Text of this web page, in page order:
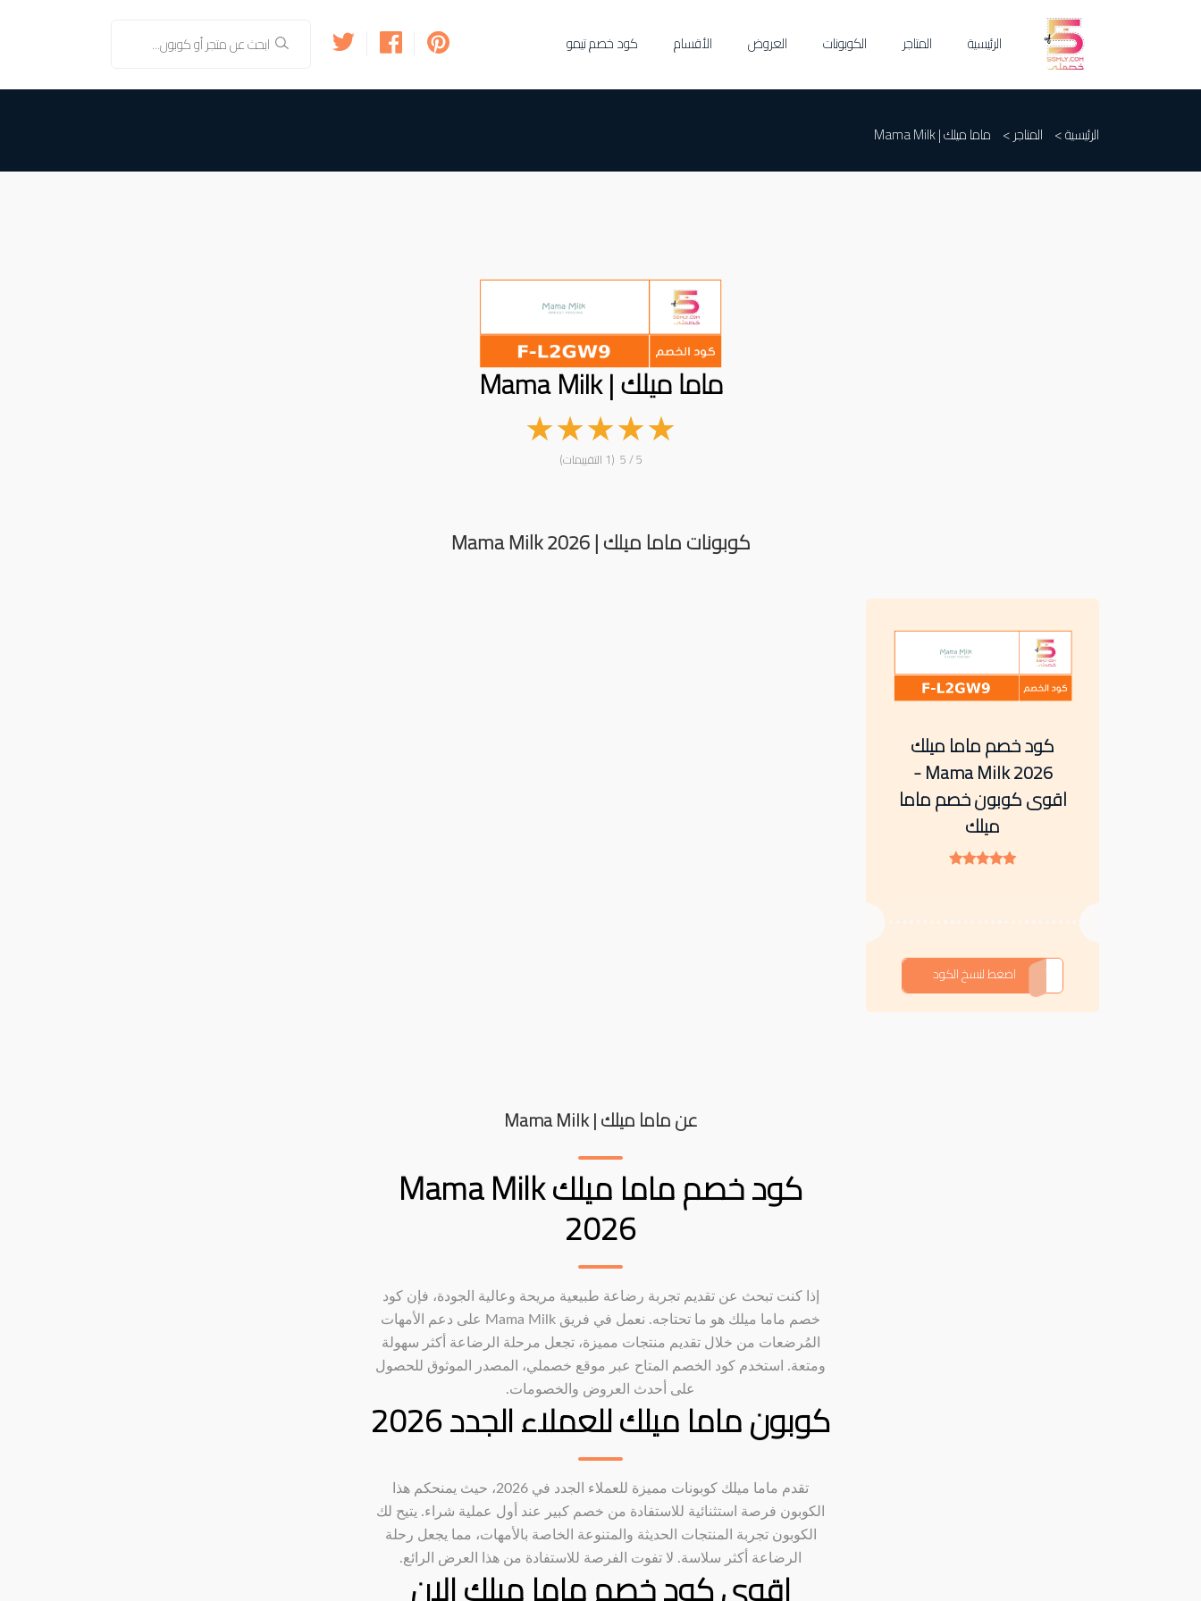
الرئيسية المتاجر الكوبونات العروض الأقسام كود خصم تيمو
الرئيسية > المتاجر > ماما ميلك | Mama Milk
ماما ميلك | Mama Milk
★
★
★
★
★ 5 / 5 (1 التقييمات)
كوبونات ماما ميلك | Mama Milk 2026
كود خصم ماما ميلك
Mama Milk 2026 -
اقوى كوبون خصم ماما
ميلك
F-L2GW9
اضغط لنسخ الكود
عن ماما ميلك | Mama Milk
كود خصم ماما ميلك Mama Milk
2026
إذا كنت تبحث عن تقديم تجربة رضاعة طبيعية مريحة وعالية الجودة، فإن كود
خصم ماما ميلك هو ما تحتاجه. نعمل في فريق Mama Milk على دعم الأمهات
المُرضعات من خلال تقديم منتجات مميزة، تجعل مرحلة الرضاعة أكثر سهولة
ومتعة. استخدم كود الخصم المتاح عبر موقع خصملي، المصدر الموثوق للحصول
على أحدث العروض والخصومات.
كوبون ماما ميلك للعملاء الجدد 2026
تقدم ماما ميلك كوبونات مميزة للعملاء الجدد في 2026، حيث يمنحكم هذا
الكوبون فرصة استثنائية للاستفادة من خصم كبير عند أول عملية شراء. يتيح لك
الكوبون تجربة المنتجات الحديثة والمتنوعة الخاصة بالأمهات، مما يجعل رحلة
الرضاعة أكثر سلاسة. لا تفوت الفرصة للاستفادة من هذا العرض الرائع.